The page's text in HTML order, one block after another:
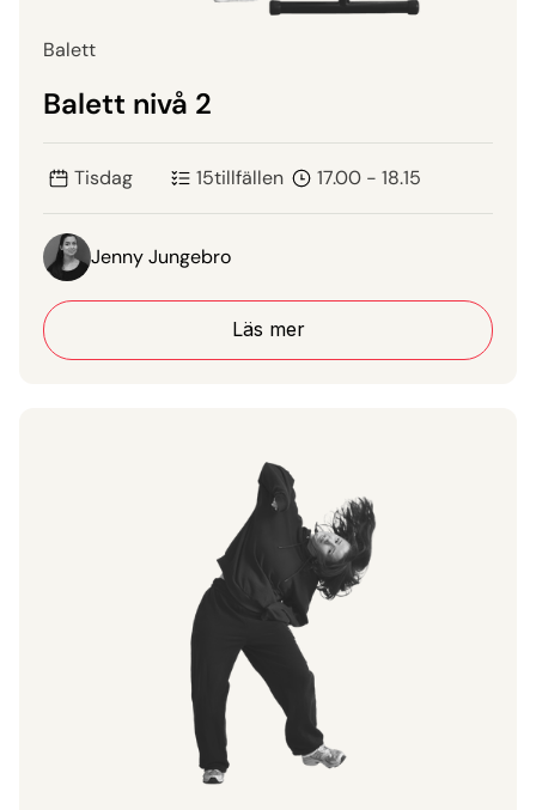
Balett
Balett nivå 2
Tisdag 15tillfällen 17.00 - 18.15
Jenny Jungebro
Läs mer
Läs mer